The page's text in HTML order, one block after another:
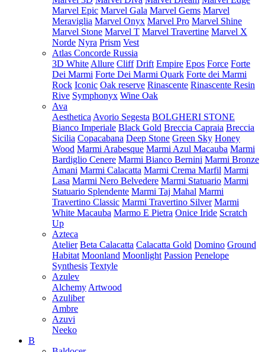
Marvel Epic Marvel Gala Marvel Gems Marvel
Meraviglia Marvel Onyx Marvel Pro Marvel Shine
Marvel Stone Marvel T Marvel Travertine Marvel X
Norde Nyra Prism Vest
Atlas Concorde Russia
3D White Allure Cliff Drift Empire Epos Force Forte
Dei Marmi Forte Dei Marmi Quark Forte dei Marmi
Rock Iconic Oak reserve Rinascente Rinascente Resin
Rive Symphonyx Wine Oak
Ava
Aesthetica Avorio Segesta BOLGHERI STONE
Bianco Imperiale Black Gold Breccia Capraia Breccia
Sicilia Copacabana Deep Stone Green Sky Honey
Wood Marmi Arabesque Marmi Azul Macauba Marmi
Bardiglio Cenere Marmi Bianco Bernini Marmi Bronze
Amani Marmi Calacatta Marmi Crema Marfil Marmi
Lasa Marmi Nero Belvedere Marmi Statuario Marmi
Statuario Splendente Marmi Taj Mahal Marmi
Travertino Classic Marmi Travertino Silver Marmi
White Macauba Marmo E Pietra Onice Iride Scratch
Up
Azteca
Atelier Beta Calacatta Calacatta Gold Domino Ground
Habitat Moonland Moonlight Passion Penelope
Synthesis Textyle
Azulev
Alchemy Artwood
Azuliber
Ambre
Azuvi
Neeko
B